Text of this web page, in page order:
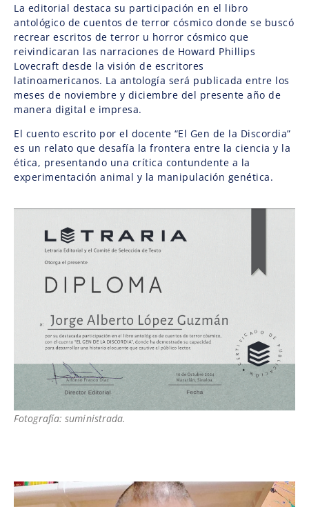
La editorial destaca su participación en el libro
antológico de cuentos de terror cósmico donde se buscó
recrear escritos de terror u horror cósmico que
reivindicaran las narraciones de Howard Phillips
Lovecraft desde la visión de escritores
latinoamericanos. La antología será publicada entre los
meses de noviembre y diciembre del presente año de
manera digital e impresa.
El cuento escrito por el docente “El Gen de la Discordia”
es un relato que desafía la frontera entre la ciencia y la
ética, presentando una crítica contundente a la
experimentación animal y la manipulación genética.
Fotografía: suministrada.